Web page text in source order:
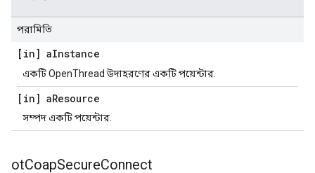
পরামিতি
[in] aInstance
একটি OpenThread উদাহরণের একটি পয়েন্টার.
[in] aResource
সম্পদ একটি পয়েন্টার.
otCoapSecureConnect